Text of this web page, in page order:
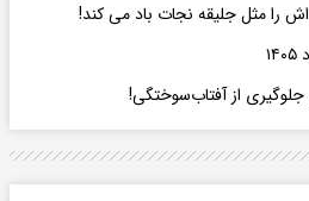
را مثل جلیقه نجات باد می کند!
جلوگیری از آفتاب‌سوختگی!